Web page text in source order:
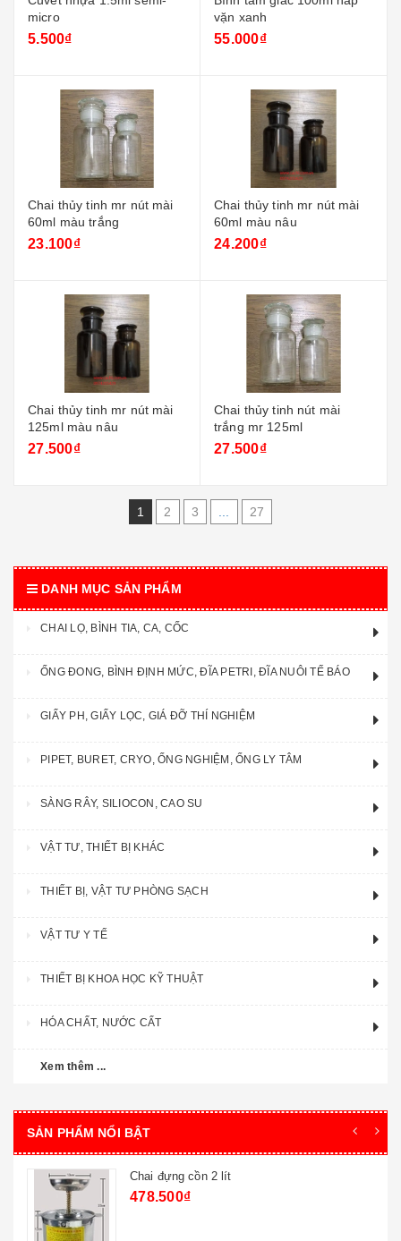
micro
5.500₫
vặn xanh
55.000₫
Chai thủy tinh mr nút mài
60ml màu trắng
23.100₫
Chai thủy tinh mr nút mài
60ml màu nâu
24.200₫
Chai thủy tinh mr nút mài
125ml màu nâu
27.500₫
Chai thủy tinh nút mài
trắng mr 125ml
27.500₫
1 2 3 27
DANH MỤC SẢN PHẨM
CHAI LỌ, BÌNH TIA, CA, CỐC
ỐNG ĐONG, BÌNH ĐỊNH MỨC, ĐĨA PETRI, ĐĨA NUÔI TẾ BÁO
GIẤY PH, GIẤY LỌC, GIÁ ĐỠ THÍ NGHIỆM
PIPET, BURET, CRYO, ỐNG NGHIỆM, ỐNG LY TÂM
SÀNG RÂY, SILIOCON, CAO SU
VẬT TƯ, THIẾT BỊ KHÁC
THIẾT BỊ, VẬT TƯ PHÒNG SẠCH
VẬT TƯ Y TẾ
THIẾT BỊ KHOA HỌC KỸ THUẬT
HÓA CHẤT, NƯỚC CẤT
Xem thêm ...
SẢN PHẨM NỔI BẬT
Chai đựng cồn 2 lít
478.500₫